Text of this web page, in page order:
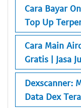
Cara Bayar
Top Up
Cara Main
Gratis | Jasa
Dexscanner:
Data Dex